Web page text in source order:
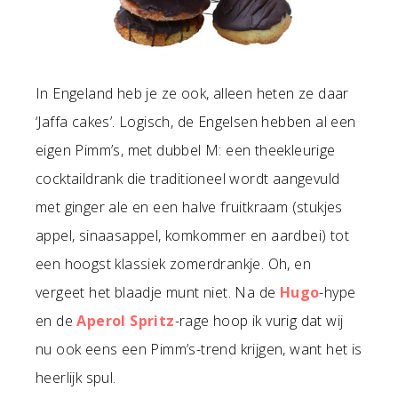
In Engeland heb je ze ook, alleen heten ze daar
‘Jaffa cakes’. Logisch, de Engelsen hebben al een
eigen Pimm’s, met dubbel M: een theekleurige
cocktaildrank die traditioneel wordt aangevuld
met ginger ale en een halve fruitkraam (stukjes
appel, sinaasappel, komkommer en aardbei) tot
een hoogst klassiek zomerdrankje. Oh, en
vergeet het blaadje munt niet. Na de Hugo-hype
en deAperol Spritz-rage hoop ik vurig dat wij
nu ook eens een Pimm’s-trend krijgen, want het is
heerlijk spul.